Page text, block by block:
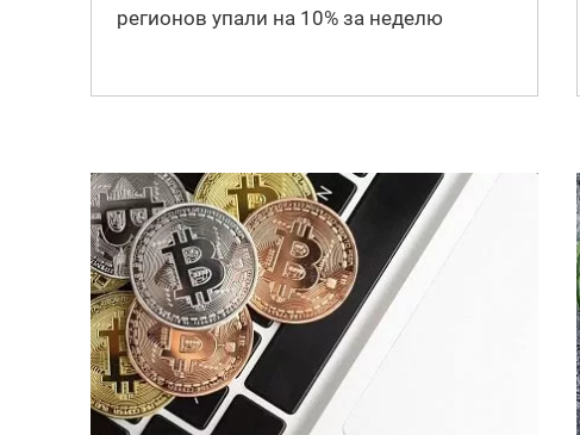
регионов упали на 10% за неделю